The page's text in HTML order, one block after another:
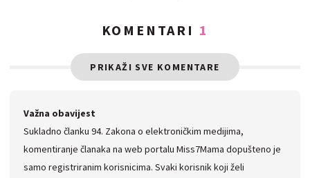
KOMENTARI 1
PRIKAŽI SVE KOMENTARE
Važna obavijest
Sukladno članku 94. Zakona o elektroničkim medijima,
komentiranje članaka na web portalu Miss7Mama dopušteno je
samo registriranim korisnicima. Svaki korisnik koji želi